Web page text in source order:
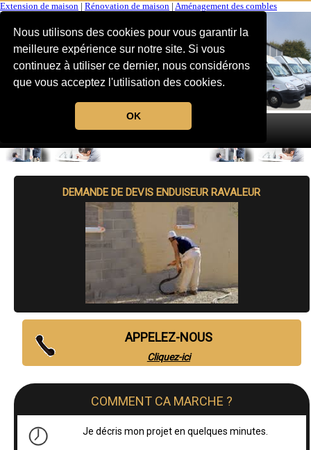
Nous utilisons des cookies pour vous garantir la
meilleure expérience sur notre site. Si vous
continuez à utiliser ce dernier, nous considérons
que vous acceptez l'utilisation des cookies.
OK
Extension de maison Rénovation de maison Aménagement des combles
MENU
DEMANDE DE DEVIS ENDUISEUR RAVALEUR
APPELEZ-NOUS
Cliquez-ici
COMMENT CA MARCHE ?
Je décris mon projet en quelques minutes.